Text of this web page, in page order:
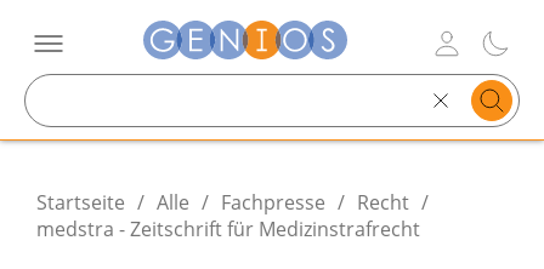
text
Startseite / Alle / Fachpresse / Recht /
medstra - Zeitschrift für Medizinstrafrecht